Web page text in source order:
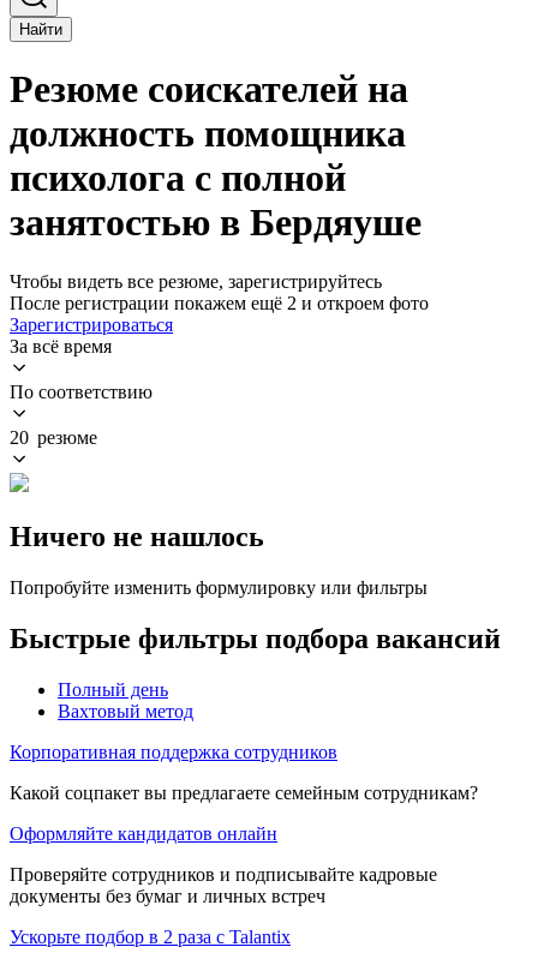
Найти
Резюме соискателей на
должность помощника
психолога с полной
занятостью в Бердяуше
Чтобы видеть все резюме, зарегистрируйтесь
После регистрации покажем ещё 2 и откроем фото
Зарегистрироваться
За всё время
По соответствию
20 резюме
Ничего не нашлось
Попробуйте изменить формулировку или фильтры
Быстрые фильтры подбора вакансий
Полный день
Вахтовый метод
Корпоративная поддержка сотрудников
Какой соцпакет вы предлагаете семейным сотрудникам?
Оформляйте кандидатов онлайн
Проверяйте сотрудников и подписывайте кадровые
документы без бумаг и личных встреч
Ускорьте подбор в 2 раза с Talantix